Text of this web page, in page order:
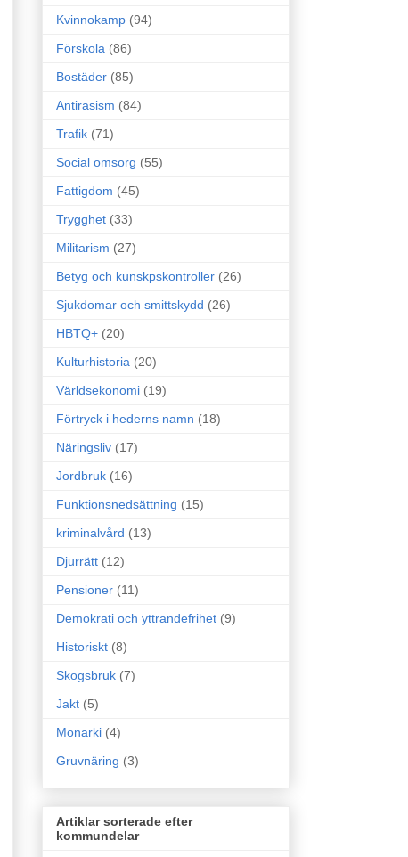
Kvinnokamp (94)
Förskola (86)
Bostäder (85)
Antirasism (84)
Trafik (71)
Social omsorg (55)
Fattigdom (45)
Trygghet (33)
Militarism (27)
Betyg och kunskpskontroller (26)
Sjukdomar och smittskydd (26)
HBTQ+ (20)
Kulturhistoria (20)
Världsekonomi (19)
Förtryck i hederns namn (18)
Näringsliv (17)
Jordbruk (16)
Funktionsnedsättning (15)
kriminalvård (13)
Djurrätt (12)
Pensioner (11)
Demokrati och yttrandefrihet (9)
Historiskt (8)
Skogsbruk (7)
Jakt (5)
Monarki (4)
Gruvnäring (3)
Artiklar sorterade efter
kommundelar